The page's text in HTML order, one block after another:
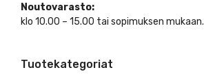
Noutovarasto:
klo 10.00 – 15.00 tai sopimuksen mukaan.
Tuotekategoriat